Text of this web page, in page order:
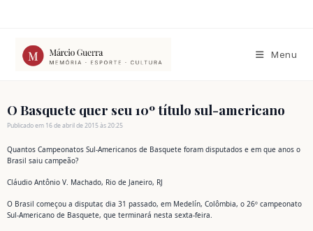
conteúdo
Menu
O Basquete quer seu 10º título sul-americano
Publicado em 16 de abril de 2015 às 20:25
Quantos Campeonatos Sul-Americanos de Basquete foram disputados e em que anos o
Brasil saiu campeão?
Cláudio Antônio V. Machado, Rio de Janeiro, RJ
O Brasil começou a disputar, dia 31 passado, em Medelín, Colômbia, o 26º campeonato
Sul-Americano de Basquete, que terminará nesta sexta-feira.